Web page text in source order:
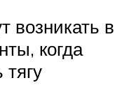
возникать в
когда
тягу